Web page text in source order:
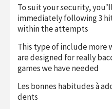
To suit your security,
immediately following 3
within the attempts
This type of include more
are designed for really
games we have needed
Les bonnes habitudes à
dents